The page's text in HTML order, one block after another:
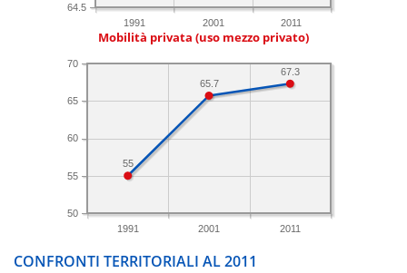
1991 2001 2011
64.5
Mobilità privata (uso mezzo privato)
1991 2001 2011
50
55
60
65
70
67.3
65.7
55
CONFRONTI TERRITORIALI AL 2011